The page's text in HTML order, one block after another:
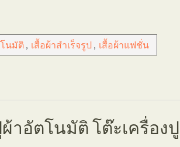
นมัติ , เสื้อผ้าสำเร็จรูป , เสื้อผ้าแฟชั่น
าอัตโนมัติ โต๊ะเครื่อง